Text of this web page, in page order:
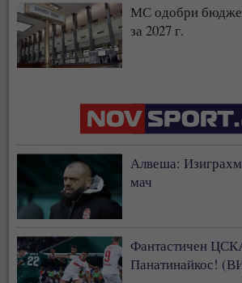
МС одобри
за 2027 г.
Алвеша:
мач
Фантастичен
Панатинайкос!